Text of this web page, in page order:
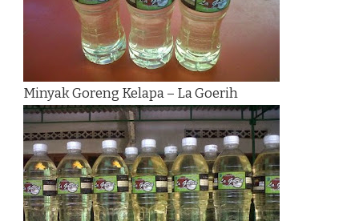
Minyak Goreng Kelapa – La Goerih